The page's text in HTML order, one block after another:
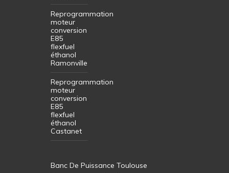
Reprogrammation
moteur
conversion
E85
flexfuel
éthanol
Ramonville
Reprogrammation
moteur
conversion
E85
flexfuel
éthanol
Castanet
Banc De Puissance Toulouse